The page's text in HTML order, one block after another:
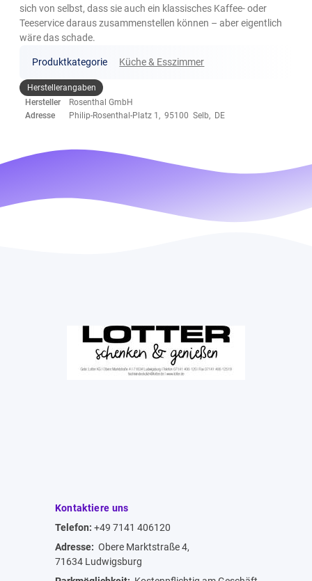
sich von selbst, dass sie auch ein klassisches Kaffee- oder
Teeservice daraus zusammenstellen können – aber eigentlich
wäre das schade.
Produktkategorie Küche & Esszimmer
Herstellerangaben
Hersteller
Rosenthal GmbH
Adresse
Philip-Rosenthal-Platz 1, 95100 Selb, DE
Kontaktiere uns
Telefon: +49 7141 406120
Adresse: Obere Marktstraße 4,
71634 Ludwigsburg